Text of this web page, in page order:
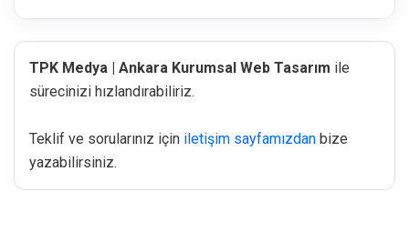
TPK Medya | Ankara Kurumsal Web Tasarım ile
sürecinizi hızlandırabiliriz.
Teklif ve sorularınız için iletişim sayfamızdan bize
yazabilirsiniz.